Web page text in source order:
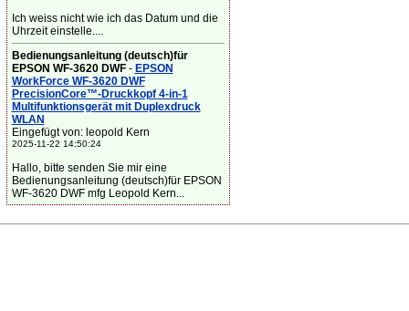
Ich weiss nicht wie ich das Datum und die
Uhrzeit einstelle....
Bedienungsanleitung (deutsch)für
EPSON WF-3620 DWF- EPSON
WorkForce WF-3620 DWF
PrecisionCore™-Druckkopf 4-in-1
Multifunktionsgerät mit Duplexdruck
WLAN
Eingefügt von: leopold Kern
2025-11-22 14:50:24
Hallo, bitte senden Sie mir eine
Bedienungsanleitung (deutsch)für EPSON
WF-3620 DWF mfg Leopold Kern...